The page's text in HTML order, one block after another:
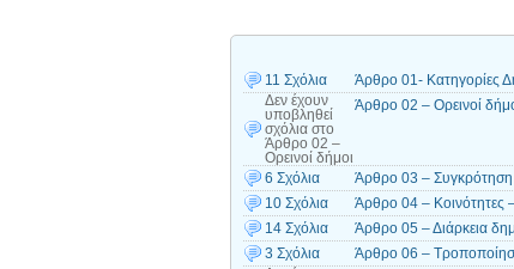
11 Σχόλια
Άρθρο 01- Κατηγορίες
Δεν έχουν
υποβληθεί
σχόλια στο
Άρθρο 02 –
Ορεινοί δήμοι
Άρθρο 02 – Ορεινοί
6 Σχόλια
Άρθρο 03 –
10 Σχόλια
Άρθρο 04 – Κοινότητες
14 Σχόλια
Άρθρο 05 – Διάρκεια
3 Σχόλια
Άρθρο 06 –